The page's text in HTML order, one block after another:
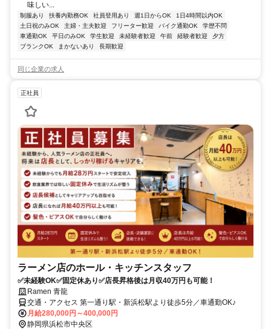
味しい...
制服あり 扶養内勤務OK 社員登用あり 週1日からOK
1日4時間以内OK
土日祝のみOK
主婦・主夫歓迎 フリーター歓迎 バイク通勤OK
学歴不問
車通勤OK
平日のみOK 学生歓迎 未経験者歓迎 午前 経験者歓迎
夕方
ブランクOK
まかないあり 長期歓迎
同じ企業の求人
正社員
ラーメン店のホール・キッチンスタッフ
✅未経験OK✅固定休あり✅店長昇格後は月収40万円も可能！
Ramen 青龍
交通・アクセス 第一通り駅・新浜松駅より徒歩5分／車通勤OK♪
月給280,000円～400,000円
静岡県浜松市中央区